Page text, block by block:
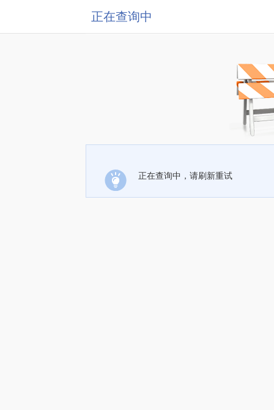
正在查询中
正在查询中，请刷新重试